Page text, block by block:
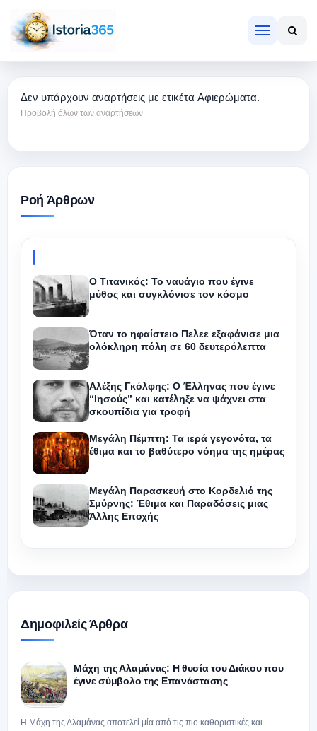
Δεν υπάρχουν αναρτήσεις με ετικέτα Αφιερώματα.
Προβολή όλων των αναρτήσεων
Ροή Άρθρων
Ο Τιτανικός: Το ναυάγιο που έγινε
μύθος και συγκλόνισε τον κόσμο
Όταν το ηφαίστειο Πελεε εξαφάνισε μια
ολόκληρη πόλη σε 60 δευτερόλεπτα
Αλέξης Γκόλφης: Ο Έλληνας που έγινε
“Ιησούς” και κατέληξε να ψάχνει στα
σκουπίδια για τροφή
Μεγάλη Πέμπτη: Τα ιερά γεγονότα, τα
έθιμα και το βαθύτερο νόημα της ημέρας
Μεγάλη Παρασκευή στο Κορδελιό της
Σμύρνης: Έθιμα και Παραδόσεις μιας
Άλλης Εποχής
Δημοφιλείς Άρθρα
Μάχη της Αλαμάνας: Η θυσία του Διάκου που
έγινε σύμβολο της Επανάστασης
Η Μάχη της Αλαμάνας αποτελεί μία από τις πιο καθοριστικές και...